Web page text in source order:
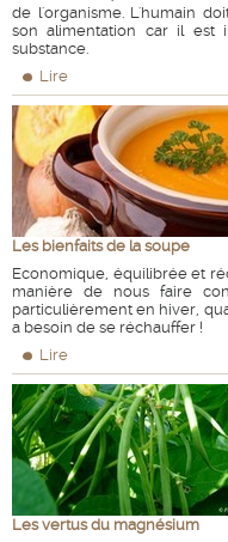
de l'organisme. L'humain
son alimentation car il est
substance.
Lire
Les bienfaits de la soupe
Economique, équilibrée et
manière de nous faire
particulièrement en hiver,
a besoin de se réchauffer !
Lire
Les vertus du magnésium